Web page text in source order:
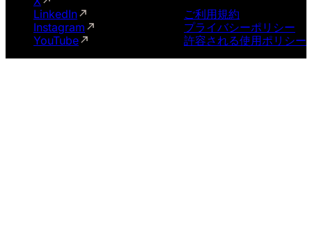
ご利用規約
プライバシーポリシー
許容される使用ポリシー
LinkedIn
Instagram
YouTube